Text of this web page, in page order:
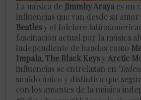
La música de Jimmhy Araya es un
influencias que van desde su
Beatles y el folclore
fascinación actual por la música
independiente de bandas como
Impala,The Black Keys y Arctic
influencias se entrelazan en
sonido único y distintivo que
con los amantes de la música